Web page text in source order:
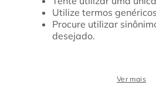
Utilize termos
Procure utilizar
desejado.
Ver mais